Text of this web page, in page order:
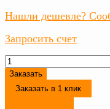
Нашли дешевле?
Запросить счет
Заказать
Заказать в 1 клик